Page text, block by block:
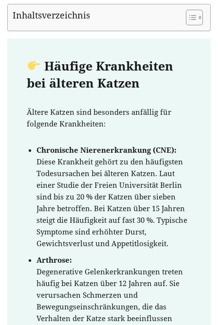
Inhaltsverzeichnis
Häufige Krankheiten
bei älteren Katzen
Ältere Katzen sind besonders anfällig für
folgende Krankheiten:
Chronische Nierenerkrankung (CNE):
Diese Krankheit gehört zu den häufigsten
Todesursachen bei älteren Katzen. Laut
einer Studie der Freien Universität Berlin
sind bis zu 20 % der Katzen über sieben
Jahre betroffen. Bei Katzen über 15 Jahren
steigt die Häufigkeit auf fast 30 %. Typische
Symptome sind erhöhter Durst,
Gewichtsverlust und Appetitlosigkeit.
Arthrose:
Degenerative Gelenkerkrankungen treten
häufig bei Katzen über 12 Jahren auf. Sie
verursachen Schmerzen und
Bewegungseinschränkungen, die das
Verhalten der Katze stark beeinflussen